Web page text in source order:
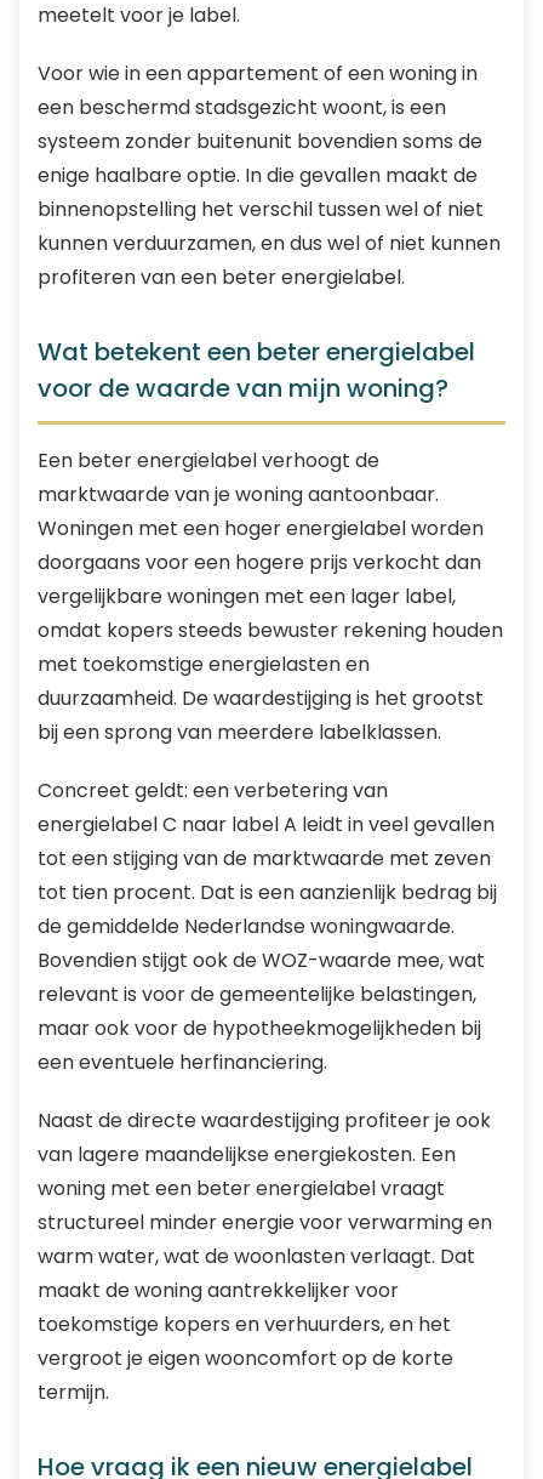
meetelt voor je label.
Voor wie in een appartement of een woning in
een beschermd stadsgezicht woont, is een
systeem zonder buitenunit bovendien soms de
enige haalbare optie. In die gevallen maakt de
binnenopstelling het verschil tussen wel of niet
kunnen verduurzamen, en dus wel of niet kunnen
profiteren van een beter energielabel.
Wat betekent een beter energielabel
voor de waarde van mijn woning?
Een beter energielabel verhoogt de
marktwaarde van je woning aantoonbaar.
Woningen met een hoger energielabel worden
doorgaans voor een hogere prijs verkocht dan
vergelijkbare woningen met een lager label,
omdat kopers steeds bewuster rekening houden
met toekomstige energielasten en
duurzaamheid. De waardestijging is het grootst
bij een sprong van meerdere labelklassen.
Concreet geldt: een verbetering van
energielabel C naar label A leidt in veel gevallen
tot een stijging van de marktwaarde met zeven
tot tien procent. Dat is een aanzienlijk bedrag bij
de gemiddelde Nederlandse woningwaarde.
Bovendien stijgt ook de WOZ-waarde mee, wat
relevant is voor de gemeentelijke belastingen,
maar ook voor de hypotheekmogelijkheden bij
een eventuele herfinanciering.
Naast de directe waardestijging profiteer je ook
van lagere maandelijkse energiekosten. Een
woning met een beter energielabel vraagt
structureel minder energie voor verwarming en
warm water, wat de woonlasten verlaagt. Dat
maakt de woning aantrekkelijker voor
toekomstige kopers en verhuurders, en het
vergroot je eigen wooncomfort op de korte
termijn.
Hoe vraag ik een nieuw energielabel